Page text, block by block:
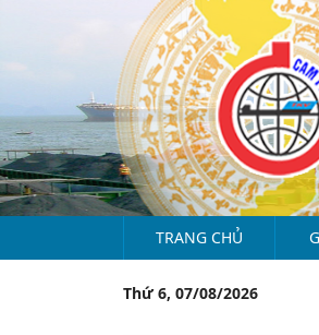
TRANG CHỦ
Thứ 6, 07/08/2026